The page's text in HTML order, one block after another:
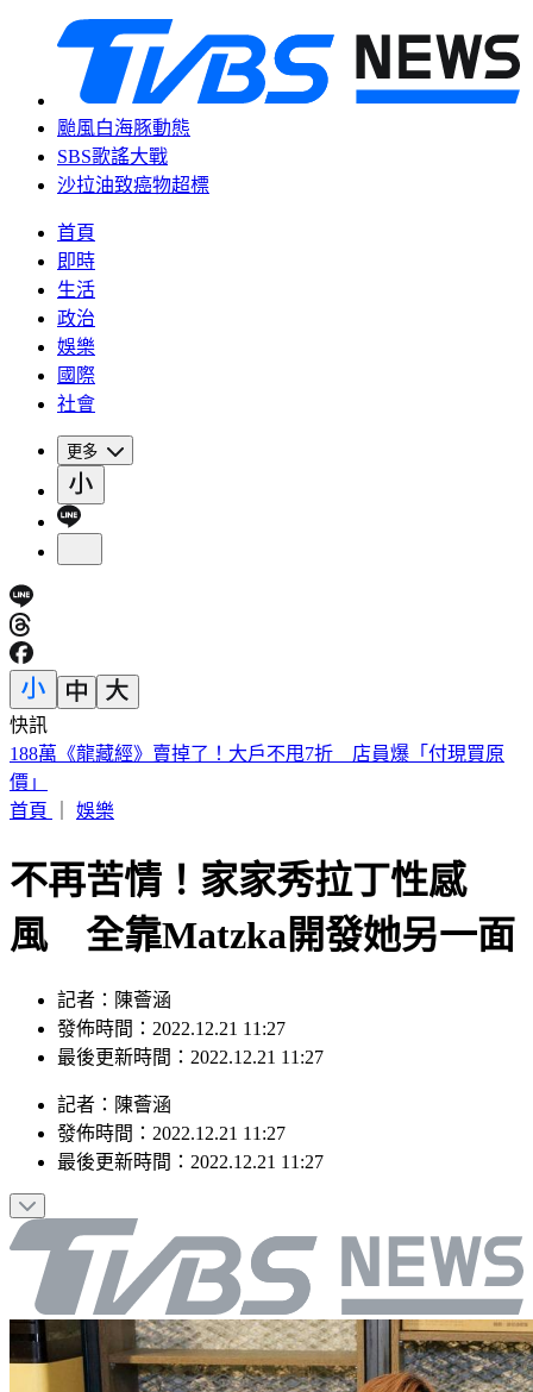
颱風白海豚動態
SBS歌謠大戰
沙拉油致癌物超標
首頁
即時
生活
政治
娛樂
國際
社會
更多
快訊
遠見天下創辦人高希均90歲辭世！「長壽5秘訣」曝 醫生也
認同
首頁
娛樂
不再苦情！家家秀拉丁性感
風 全靠Matzka開發她另一面
記者：陳薈涵
發佈時間：2022.12.21 11:27
最後更新時間：2022.12.21 11:27
記者 ： 陳薈涵
發佈時間： 2022.12.21 11:27
最後更新時間： 2022.12.21 11:27